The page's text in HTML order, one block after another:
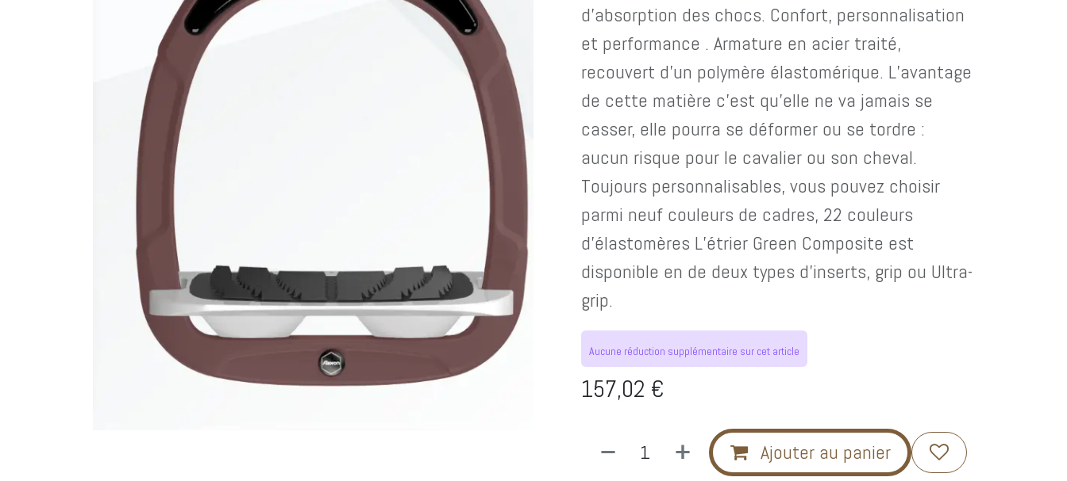
d’absorption des chocs. Confort, personnalisation
et performance . Armature en acier traité,
recouvert d’un polymère élastomérique. L’avantage
de cette matière c’est qu’elle ne va jamais se
casser, elle pourra se déformer ou se tordre :
aucun risque pour le cavalier ou son cheval.
Toujours personnalisables, vous pouvez choisir
parmi neuf couleurs de cadres, 22 couleurs
d’élastomères L’étrier Green Composite est
disponible en de deux types d’inserts, grip ou Ultra-
grip.
Aucune réduction supplémentaire sur cet article
157,02 €
Ajouter au panier